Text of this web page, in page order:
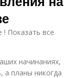
! Показать все
начинаниях,
а планы никогда